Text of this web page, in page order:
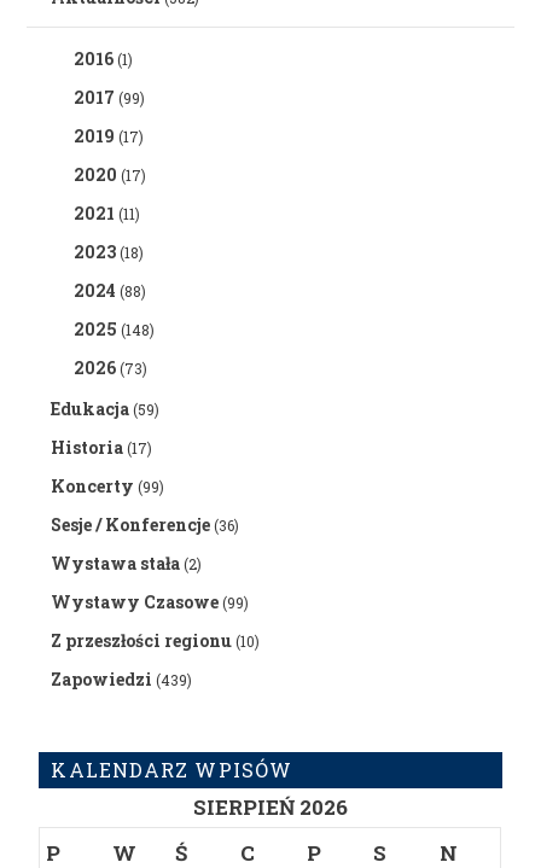
2016(1)
2017 (99)
2019 (17)
2020 (17)
2021 (11)
2023(18)
2024 (88)
2025 (148)
2026(73)
Edukacja(59)
Historia(17)
Koncerty (99)
Sesje / Konferencje(36)
Wystawa stała(2)
Wystawy Czasowe(99)
Z przeszłości regionu(10)
Zapowiedzi (439)
KALENDARZ WPISÓW
SIERPIEŃ 2026
P
W Ś C P S N